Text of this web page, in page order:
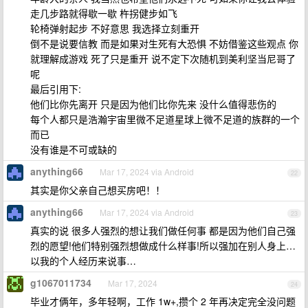
走几步路就得歇一歇 杵拐健步如飞
轮椅弹射起步 不好意思 我选择立刻重开
倒不是说要信教 而是如果对生死有大恐惧 不妨借鉴这些观点 你
就理解成游戏 死了只是重开 说不定下次随机到美利坚当尼哥了
呢
最后引用下:
他们比你先离开 只是因为他们比你先来 没什么值得悲伤的
每个人都只是浩瀚宇宙里微不足道星球上微不足道的族群的一个
而已
没有谁是不可或缺的
22
anything66 Mar 17, 2024 via Android
其实是你父亲自己想买房吧！！
23
anything66 Mar 17, 2024 via Android
真实的说 很多人强烈的想让我们做任何事 都是因为他们自己强
烈的愿望!他们特别强烈想做成什么样事!所以强加在别人身上…
以我的个人经历来说事…
24
g1067011734 Mar 17, 2024
毕业才俩年，多年轻啊，工作 1w+,攒个 2 年再决定完全没问题